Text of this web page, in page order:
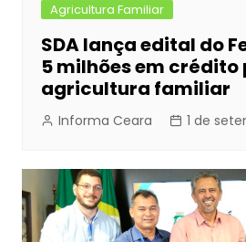
Agricultura Familiar
SDA lança edital do
5 milhões em crédito
agricultura familiar
Informa Ceara 1 de